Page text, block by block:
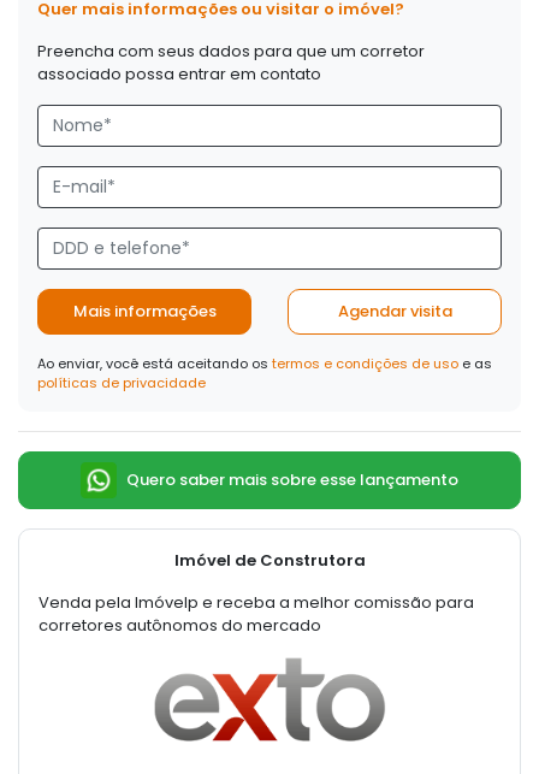
Quer mais informações ou visitar o imóvel?
Preencha com seus dados para que um corretor
associado possa entrar em contato
Mais informações Agendar visita
Ao enviar, você está aceitando os termos e condições de uso e as
políticas de privacidade
Quero saber mais sobre esse lançamento
Imóvel de Construtora
Venda pela Imóvelp e receba a melhor comissão para
corretores autônomos do mercado